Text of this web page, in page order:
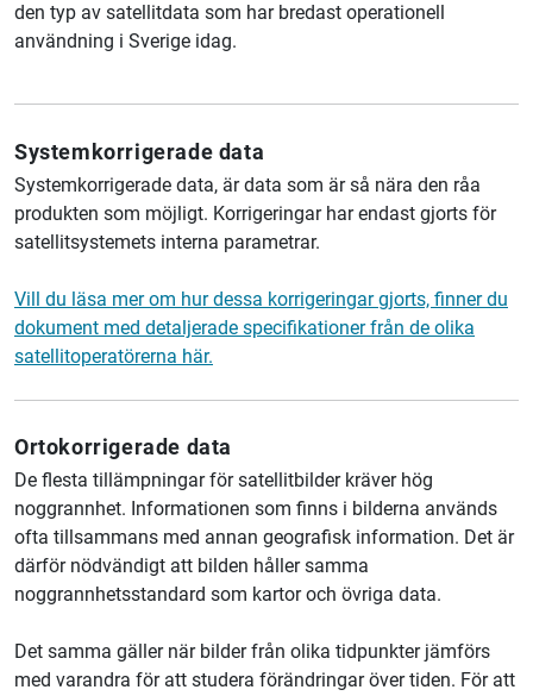
den typ av satellitdata som har bredast operationell
användning i Sverige idag.
Systemkorrigerade data
Systemkorrigerade data, är data som är så nära den råa
produkten som möjligt. Korrigeringar har endast gjorts för
satellitsystemets interna parametrar.
Vill du läsa mer om hur dessa korrigeringar gjorts, finner du
dokument med detaljerade specifikationer från de olika
satellitoperatörerna här.
Ortokorrigerade data
De flesta tillämpningar för satellitbilder kräver hög
noggrannhet. Informationen som finns i bilderna används
ofta tillsammans med annan geografisk information. Det är
därför nödvändigt att bilden håller samma
noggrannhetsstandard som kartor och övriga data.
Det samma gäller när bilder från olika tidpunkter jämförs
med varandra för att studera förändringar över tiden. För att